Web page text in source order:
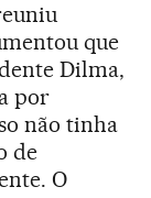
que
Dilma,
por
não tinha
de
O